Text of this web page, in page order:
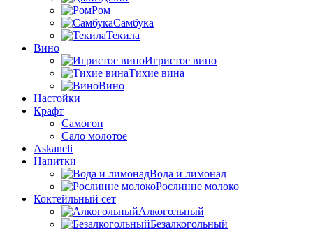
Ром
Самбука
Текила
Вино
Игристое вино
Тихие вина
Вино
Настойки
Крафт
Самогон
Сало молотое
Askaneli
Напитки
Вода и лимонад
Рослинне молоко
Коктейльный сет
Алкогольный
Безалкогольный